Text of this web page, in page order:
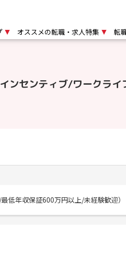
オススメの転職・求人特集 転
ンセンティブ/ワークライ
低年収保証600万円以上/未経験歓迎）